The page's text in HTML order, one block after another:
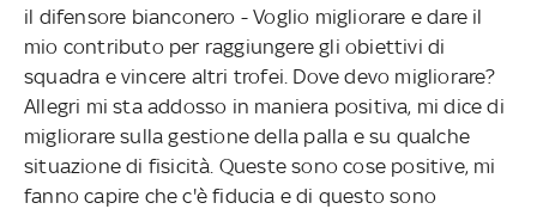
il difensore bianconero - Voglio migliorare e dare il
mio contributo per raggiungere gli obiettivi di
squadra e vincere altri trofei. Dove devo migliorare?
Allegri mi sta addosso in maniera positiva, mi dice di
migliorare sulla gestione della palla e su qualche
situazione di fisicità. Queste sono cose positive, mi
fanno capire che c'è fiducia e di questo sono